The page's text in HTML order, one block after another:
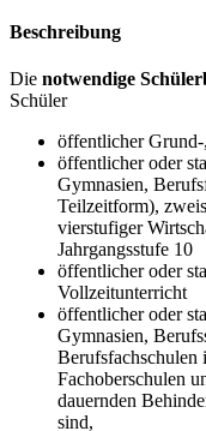
Beschreibung
Die notwendige
Schüler
öffentlicher
öffentlicher oder
Gymnasien,
Teilzeitform),
vierstufiger
Jahrgangsstufe 10
öffentlicher oder
Vollzeitunterricht
öffentlicher oder
Gymnasien,
Berufsfachschulen
Fachoberschulen
dauernden
sind,